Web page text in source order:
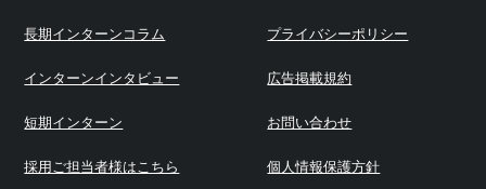
長期インターンコラム
インターンインタビュー
短期インターン
採用ご担当者様はこちら
プライバシーポリシー
広告掲載規約
お問い合わせ
個人情報保護方針